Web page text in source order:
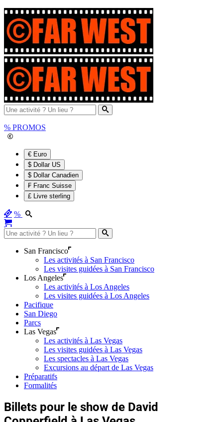
% PROMOS
€ Euro
$ Dollar US
$ Dollar Canadien
₣ Franc Suisse
£ Livre sterling
%
San Francisco
Les activités à San Francisco
Les visites guidées à San Francisco
Los Angeles
Les activités à Los Angeles
Les visites guidées à Los Angeles
Pacifique
San Diego
Parcs
Las Vegas
Les activités à Las Vegas
Les visites guidées à Las Vegas
Les spectacles à Las Vegas
Excursions au départ de Las Vegas
Préparatifs
Formalités
Billets pour le show de David